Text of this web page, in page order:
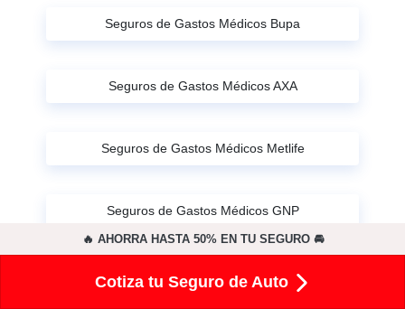
Seguros de Gastos Médicos Bupa
Seguros de Gastos Médicos AXA
Seguros de Gastos Médicos Metlife
Seguros de Gastos Médicos GNP
Seguro de Gastos Médicos Plan Seguro
🔥 AHORRA HASTA 50% EN TU SEGURO 🚘
Cotiza tu Seguro de Auto